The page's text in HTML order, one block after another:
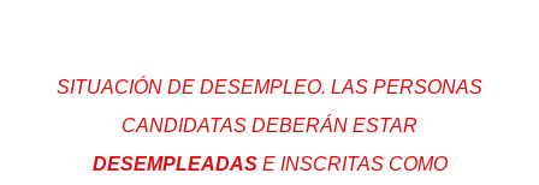
SITUACIÓN DE DESEMPLEO. LAS PERSONAS
CANDIDATAS DEBERÁN ESTAR
DESEMPLEADASE INSCRITAS COMO